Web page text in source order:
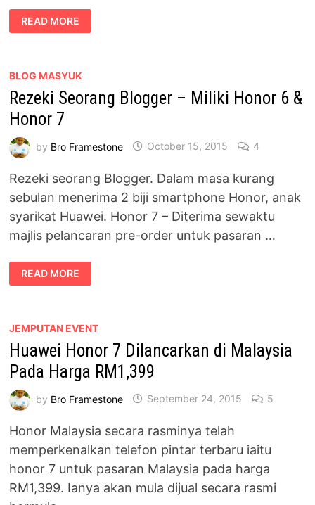
HONOR
5X
HADIR
PADA
RM899
READ MORE
BLOG MASYUK
Rezeki Seorang Blogger – Miliki Honor 6 &
Honor 7
by Bro Framestone October 15, 2015 4
Rezeki seorang Blogger. Dalam masa kurang
sebulan menerima 2 biji smartphone Honor, anak
syarikat Huawei. Honor 7 – Diterima sewaktu
majlis pelancaran pre-order untuk pasaran …
REZEKI
SEORANG
BLOGGER
6
HONOR
7
READ MORE
JEMPUTAN EVENT
Huawei Honor 7 Dilancarkan di Malaysia
Pada Harga RM1,399
by Bro Framestone September 24, 2015 5
Honor Malaysia secara rasminya telah
memperkenalkan telefon pintar terbaru iaitu
honor 7 untuk pasaran Malaysia pada harga
RM1,399. Ianya akan mula dijual secara rasmi